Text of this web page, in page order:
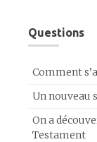
Questions
Comment
Un nouveau
On a
Testament